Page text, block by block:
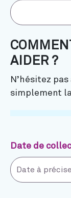
AIDER ?
N’hésitez
simplement
Date de